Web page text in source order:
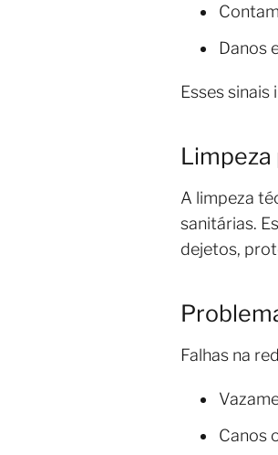
Danos
Esses
A limpeza
sanitárias.
dejetos,
Falhas na
Canos